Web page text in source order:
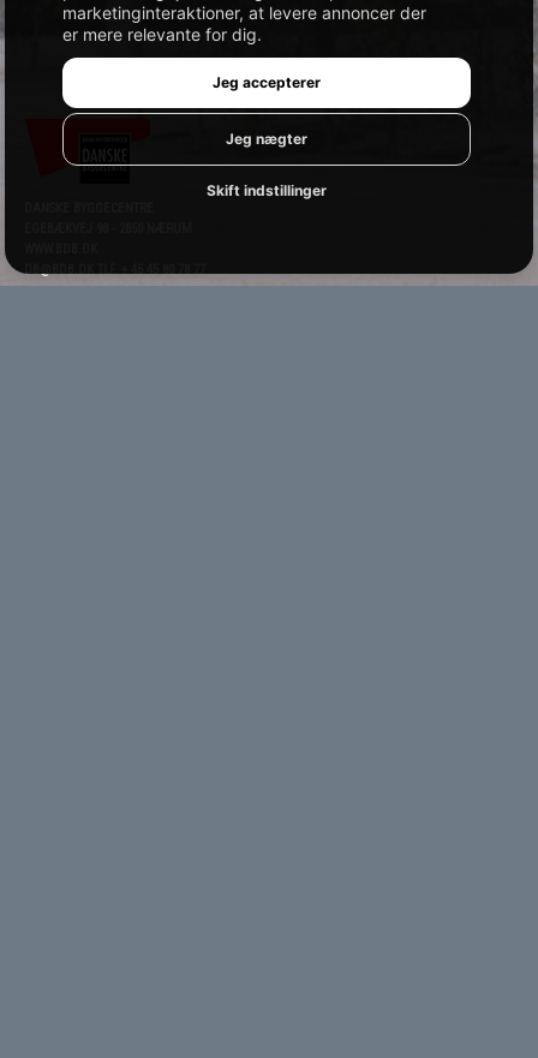
marketinginteraktioner,at levere annoncer der
er mere relevante for dig.
Jeg accepterer
Jeg nægter
Skift indstillinger
DB@BDB.DK